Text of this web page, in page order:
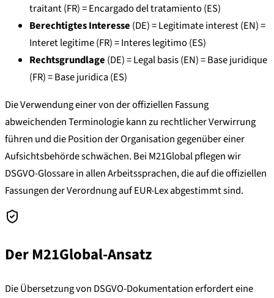
traitant (FR) = Encargado del tratamiento (ES)
Berechtigtes Interesse (DE) = Legitimate interest (EN) =
Interet legitime (FR) = Interes legitimo (ES)
Rechtsgrundlage (DE) = Legal basis (EN) = Base juridique
(FR) = Base juridica (ES)
Die Verwendung einer von der offiziellen Fassung
abweichenden Terminologie kann zu rechtlicher Verwirrung
führen und die Position der Organisation gegenüber einer
Aufsichtsbehörde schwächen. Bei M21Global pflegen wir
DSGVO-Glossare in allen Arbeitssprachen, die auf die offiziellen
Fassungen der Verordnung auf EUR-Lex abgestimmt sind.
Der M21Global-Ansatz
Die Übersetzung von DSGVO-Dokumentation erfordert eine